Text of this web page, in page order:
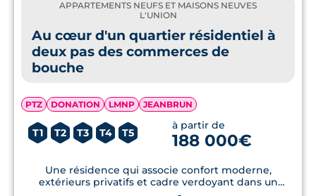
APPARTEMENTS NEUFS ET MAISONS NEUVES
L'UNION
Au cœur d'un quartier résidentiel à
deux pas des commerces de
bouche
PTZ DONATION LMNP JEANBRUN
T1 T2 T3 T4 T5
à partir de
188 000€
Une résidence qui associe confort moderne,
extérieurs privatifs et cadre verdoyant dans un
secteur recherché de L’Union.